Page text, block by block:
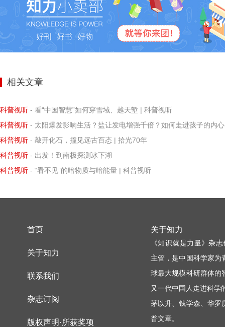
相关文章
科普视听 - 看“中国智慧”如何穿雪域、越天堑 | 科普视听
科普视听 - 太阳爆发影响生活？盐让发电增强千倍？如何走进孩子的内心？ | 2026年1月新刊
科普视听 - 敲开化石，撞见远古百态 | 拾光70年
科普视听 - 出发！到南极探测冰下湖
科普视听 - “看不见”的暗物质与暗能量 | 科普视听
首页
关于知力
联系我们
杂志订阅
版权声明·所获奖项
关于知力
《知识就是力量》杂
主管，是中国科学家为
球最大规模科研群体的
又一代中国人走进科学
茅以升、钱学森、华罗
普文章。